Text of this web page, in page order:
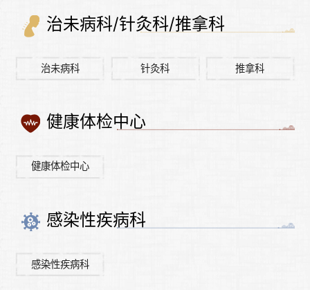
治未病科/针灸科/推拿科
治未病科 针灸科 推拿科
健康体检中心
健康体检中心
感染性疾病科
感染性疾病科